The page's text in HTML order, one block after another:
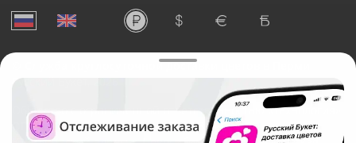
Служба круглосуточной доставки цветов в Перми
Русский Букет, 2026
Общество с ограниченной ответственностью «Технология»
ОГРН: 1195476081745, ИНН: 5410081997